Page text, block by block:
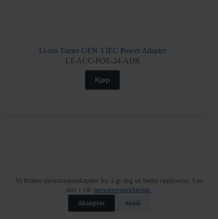
Vi bruker informasjonskapsler for å gi deg en bedre opplevelse. Les
mer i vår personvernerklæring.
Aksepter
Avslå
Li-ion Tamer GEN 3 IEC Power Adapter
LT-ACC-POE-24-ADR
Kjøp
Returskjema Tjenester
Kjøpsvilkår
Varslingskanal
HMS policy
Åpenhetsloven
Informasjon om Bestillingsvarer
© Nortek Security & Technology 2026
Org.nr. 995 173 743